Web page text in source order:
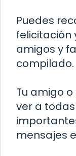
Puedes
felicitación
amigos y
compilado.
Tu amigo
ver a
mensajes